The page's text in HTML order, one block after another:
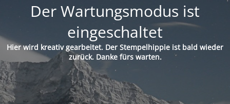
Der Wartungsmodus ist
eingeschaltet
Hier wird kreativ gearbeitet. Der Stempelhippie ist bald wieder
zurück. Danke fürs warten.